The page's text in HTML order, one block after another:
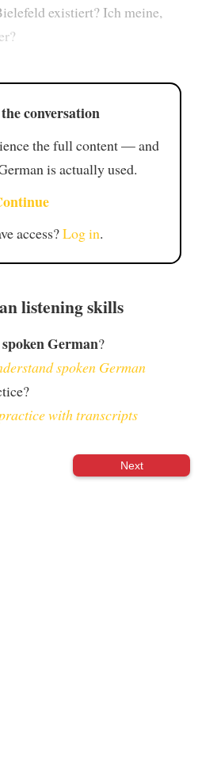
existiert? Ich meine,
conversation
the full content — and
is actually used.
access?Log in.
listening skills
German?
spoken German
with transcripts
Next